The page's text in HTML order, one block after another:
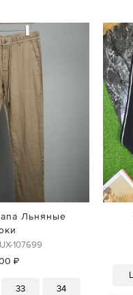
Льняные
107699
₽
33 34
L